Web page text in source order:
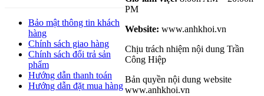
Bảo mật thông tin khách
hàng
Chính sách giao hàng
Chính sách đổi trả sản
phẩm
Hướng dẫn thanh toán
Hướng dẫn đặt mua hàng
PM
Website: www.anhkhoi.vn
Chịu trách nhiệm nội dung Trần
Công Hiệp
Bản quyền nội dung website
www.anhkhoi.vn